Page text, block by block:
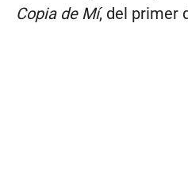
Copia de Mí, del primer